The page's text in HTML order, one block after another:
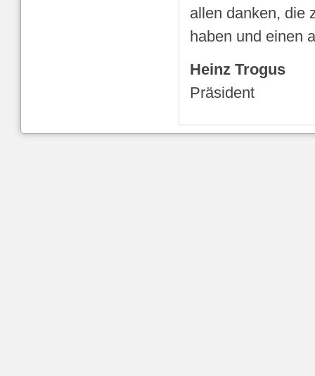
allen danken, die
haben und einen
Heinz Trogus
Präsident